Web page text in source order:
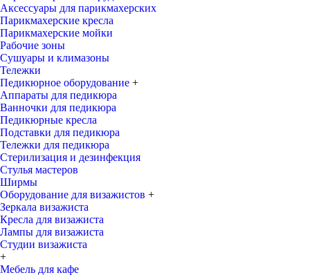
Аксессуары для парикмахерских
Парикмахерские кресла
Парикмахерские мойки
Рабочие зоны
Сушуары и климазоны
Тележки
Педикюрное оборудование +
Аппараты для педикюра
Ванночки для педикюра
Педикюрные кресла
Подставки для педикюра
Тележки для педикюра
Стерилизация и дезинфекция
Стулья мастеров
Ширмы
Оборудование для визажистов +
Зеркала визажиста
Кресла для визажиста
Лампы для визажиста
Студии визажиста
+
Мебель для кафе